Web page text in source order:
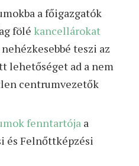
a főigazgatók
fölé kancellárokat
teszi az
lehetőséget ad a nem
centrumvezetők
fenntartója a
és Felnőttképzési